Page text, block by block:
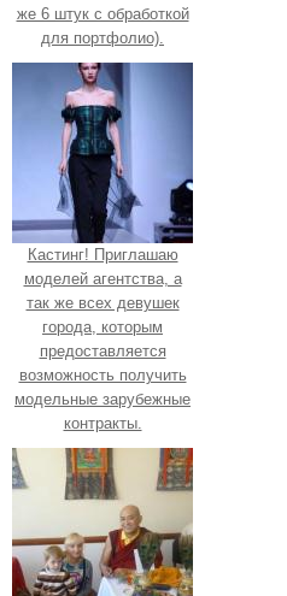
же 6 штук с обработкой
для портфолио).
Кастинг! Приглашаю
моделей агентства, а
так же всех девушек
города, которым
предоставляется
возможность получить
модельные зарубежные
контракты.